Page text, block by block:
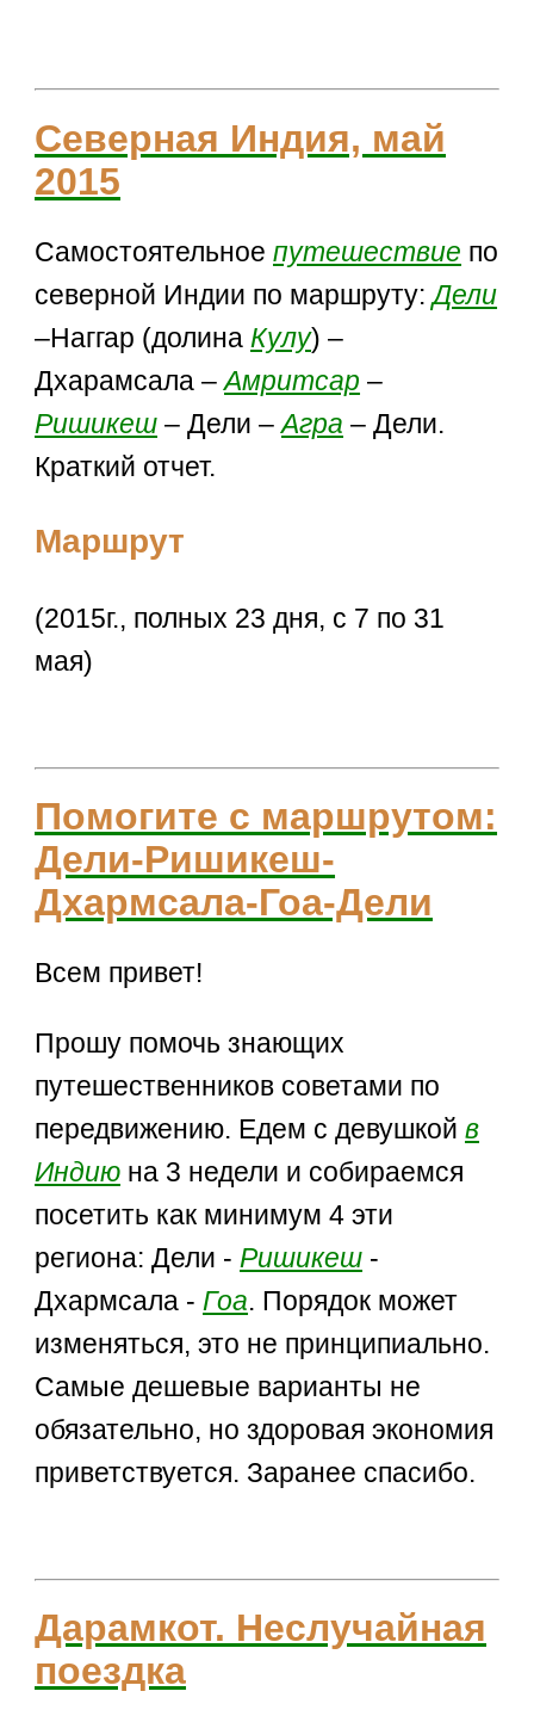
Северная Индия, май
2015
Самостоятельноепутешествие по
северной Индии по маршруту:Дели
–Наггар (долина Кулу) –
Дхарамсала –Амритсар –
Ришикеш – Дели –Агра – Дели.
Краткий отчет.
Маршрут
(2015г., полных 23 дня, с 7 по 31
мая)
Помогите с маршрутом:
Дели-Ришикеш-
Дхармсала-Гоа-Дели
Всем привет!
Прошу помочь знающих
путешественников советами по
передвижению. Едем с девушкойв
Индию на 3 недели и собираемся
посетить как минимум 4 эти
региона: Дели -Ришикеш -
Дхармсала -Гоа. Порядок может
изменяться, это не принципиально.
Самые дешевые варианты не
обязательно, но здоровая экономия
приветствуется. Заранее спасибо.
Дарамкот. Неслучайная
поездка